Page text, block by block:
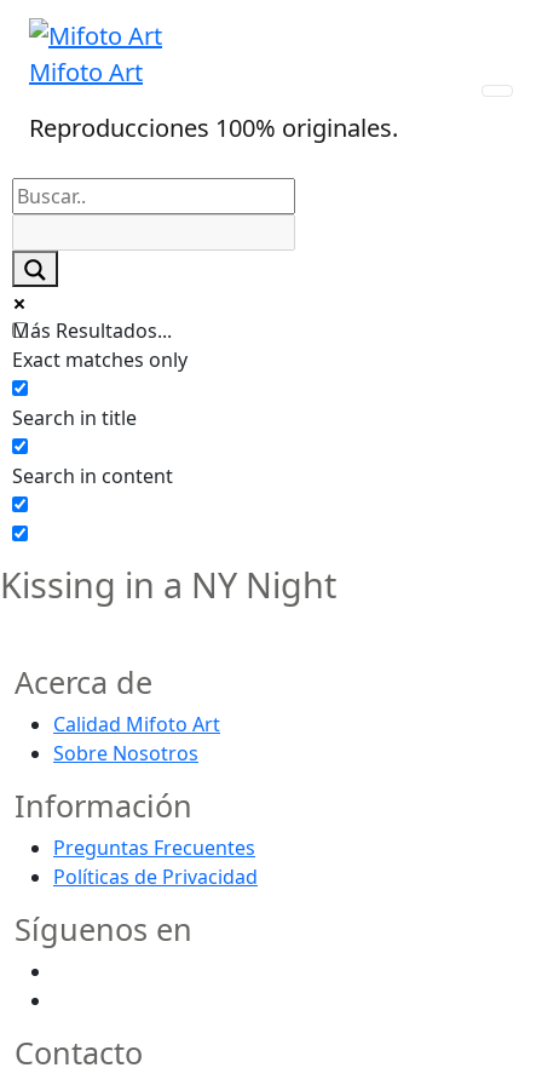
Skip
content
Mifoto Art
Reproducciones 100% originales.
Más Resultados...
Exact matches only
Search in title
Search in content
Kissing in a NY Night
Acerca de
Calidad Mifoto Art
Sobre Nosotros
Información
Preguntas Frecuentes
Políticas de Privacidad
Síguenos en
Contacto